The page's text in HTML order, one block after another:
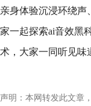
亲身体验沉浸环绕声
家一起探索ai音效黑
术，大家一同听见味
声明：本网转发此文章